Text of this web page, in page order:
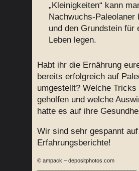
„Kleinigkeiten“ kann
Nachwuchs-Paleolaner
und den Grundstein für
Leben legen.
Habt ihr die Ernährung
bereits erfolgreich auf
umgestellt? Welche Tricks
geholfen und welche
hatte es auf ihre
Wir sind sehr gespannt
Erfahrungsberichte!
© ampack – depositphotos.com